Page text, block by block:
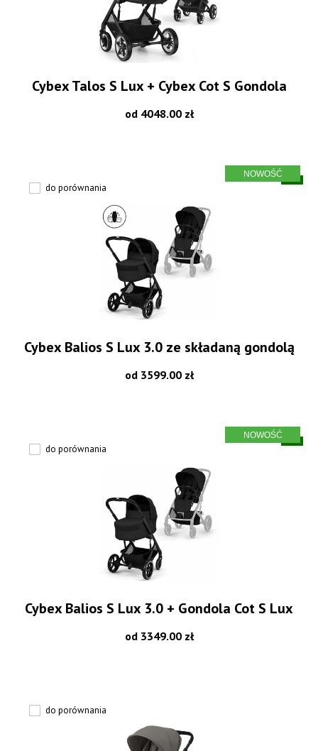
Cybex Talos S Lux + Cybex Cot S Gondola
od 4048.00 zł
do porównania
Cybex Balios S Lux 3.0 ze składaną gondolą
od 3599.00 zł
do porównania
Cybex Balios S Lux 3.0 + Gondola Cot S Lux
od 3349.00 zł
do porównania